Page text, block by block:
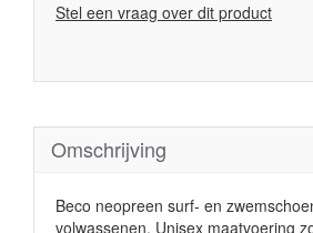
Stel een vraag over dit product
Omschrijving
Beco neopreen surf- en
volwassenen. Unisex maatvoering